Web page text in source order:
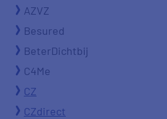
AZVZ
Besured
BeterDichtbij
C4Me
CZ
CZdirect